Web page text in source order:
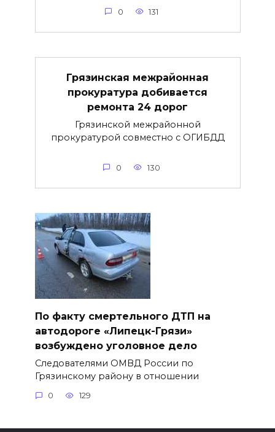
0 131
Грязинская межрайонная
прокуратура добивается
ремонта 24 дорог
Грязинской межрайонной
прокуратурой совместно с ОГИБДД
0 130
По факту смертельного ДТП на
автодороге «Липецк-Грязи»
возбуждено уголовное дело
Следователями ОМВД России по
Грязинскому району в отношении
0 129